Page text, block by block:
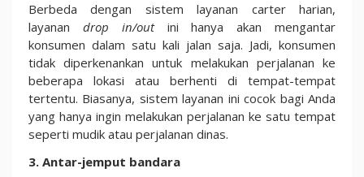
Berbeda dengan sistem layanan carter harian,
layanan drop in/out ini hanya akan mengantar
konsumen dalam satu kali jalan saja. Jadi, konsumen
tidak diperkenankan untuk melakukan perjalanan ke
beberapa lokasi atau berhenti di tempat-tempat
tertentu. Biasanya, sistem layanan ini cocok bagi Anda
yang hanya ingin melakukan perjalanan ke satu tempat
seperti mudik atau perjalanan dinas.
3. Antar-jemput bandara